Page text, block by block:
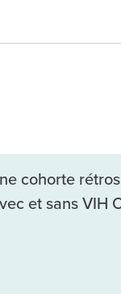
cohorte
et sans VIH